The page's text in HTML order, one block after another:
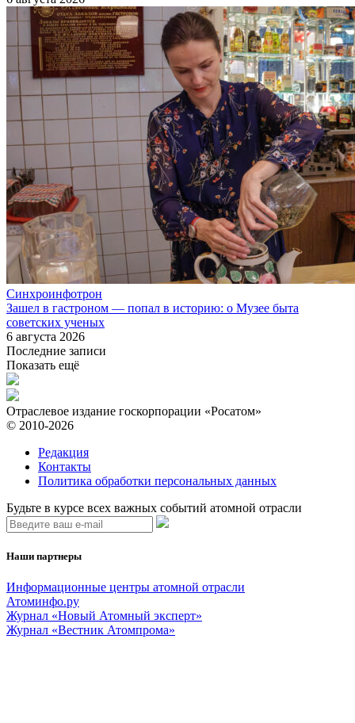
Синхроинфотрон
Зашел в гастроном — попал в историю: о Музее быта
советских ученых
6 августа 2026
Последние записи
Показать ещё
Отраслевое издание госкорпорации «Росатом»
© 2010-2026
Редакция
Контакты
Политика обработки персональных данных
Будьте в курсе всех важных событий атомной отрасли
Наши партнеры
Информационные центры атомной отрасли
Атоминфо.ру
Журнал «Новый Атомный эксперт»
Журнал «Вестник Атомпрома»